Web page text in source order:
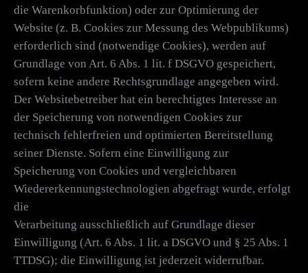
die Warenkorbfunktion) oder zur Optimierung der
Website (z. B. Cookies zur Messung des Webpublikums)
erforderlich sind (notwendige Cookies), werden auf
Grundlage von Art. 6 Abs. 1 lit. f DSGVO gespeichert,
sofern keine andere Rechtsgrundlage angegeben wird.
Der Websitebetreiber hat ein berechtigtes Interesse an
der Speicherung von notwendigen Cookies zur
technisch fehlerfreien und optimierten Bereitstellung
seiner Dienste. Sofern eine Einwilligung zur
Speicherung von Cookies und vergleichbaren
Wiedererkennungstechnologien abgefragt wurde, erfolgt
die
Verarbeitung ausschließlich auf Grundlage dieser
Einwilligung (Art. 6 Abs. 1 lit. a DSGVO und § 25 Abs. 1
TTDSG); die Einwilligung ist jederzeit widerrufbar.